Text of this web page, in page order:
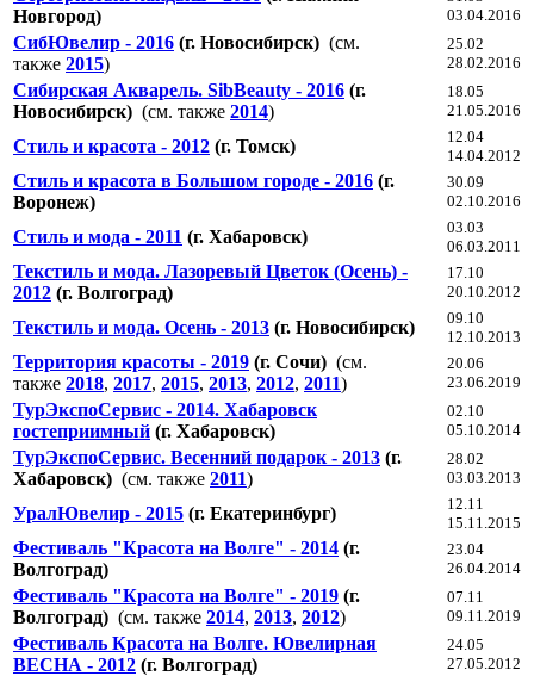
Новгород)
03.04.2016
СибЮвелир - 2016 (г. Новосибирск) (см.
также 2015)
25.02
28.02.2016
Сибирская Акварель. SibBeauty - 2016 (г.
Новосибирск) (см. также 2014)
18.05
21.05.2016
Стиль и красота - 2012 (г. Томск)
12.04
14.04.2012
Стиль и красота в Большом городе - 2016 (г.
Воронеж)
30.09
02.10.2016
Стиль и мода - 2011 (г. Хабаровск)
03.03
06.03.2011
Текстиль и мода. Лазоревый Цветок (Осень) -
2012 (г. Волгоград)
17.10
20.10.2012
Текстиль и мода. Осень - 2013 (г. Новосибирск)
09.10
12.10.2013
Территория красоты - 2019 (г. Сочи) (см.
также 2018, 2017, 2015, 2013, 2012, 2011)
20.06
23.06.2019
ТурЭкспоСервис - 2014. Хабаровск
гостеприимный (г. Хабаровск)
02.10
05.10.2014
ТурЭкспоСервис. Весенний подарок - 2013 (г.
Хабаровск) (см. также 2011)
28.02
03.03.2013
УралЮвелир - 2015 (г. Екатеринбург)
12.11
15.11.2015
Фестиваль "Красота на Волге" - 2014 (г.
Волгоград)
23.04
26.04.2014
Фестиваль "Красота на Волге" - 2019 (г.
Волгоград) (см. также 2014, 2013, 2012)
07.11
09.11.2019
Фестиваль Красота на Волге. Ювелирная
ВЕСНА - 2012 (г. Волгоград)
24.05
27.05.2012